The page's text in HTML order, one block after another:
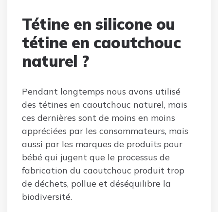
Tétine en silicone ou
tétine en caoutchouc
naturel ?
Pendant longtemps nous avons utilisé
des tétines en caoutchouc naturel, mais
ces dernières sont de moins en moins
appréciées par les consommateurs, mais
aussi par les marques de produits pour
bébé qui jugent que le processus de
fabrication du caoutchouc produit trop
de déchets, pollue et déséquilibre la
biodiversité.